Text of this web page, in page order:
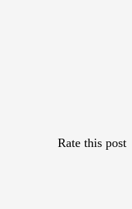
Rate this post